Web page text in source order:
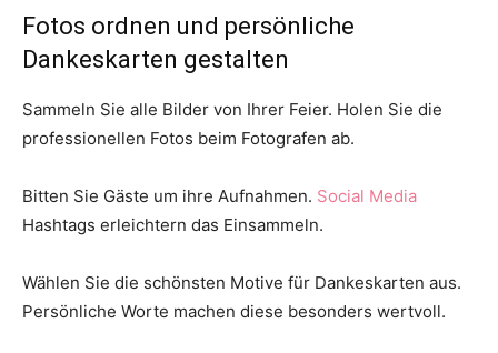
Fotos ordnen und persönliche
Dankeskarten gestalten
Sammeln Sie alle Bilder von Ihrer Feier. Holen Sie die
professionellen Fotos beim Fotografen ab.
Bitten Sie Gäste um ihre Aufnahmen. Social Media
Hashtags erleichtern das Einsammeln.
Wählen Sie die schönsten Motive für Dankeskarten aus.
Persönliche Worte machen diese besonders wertvoll.